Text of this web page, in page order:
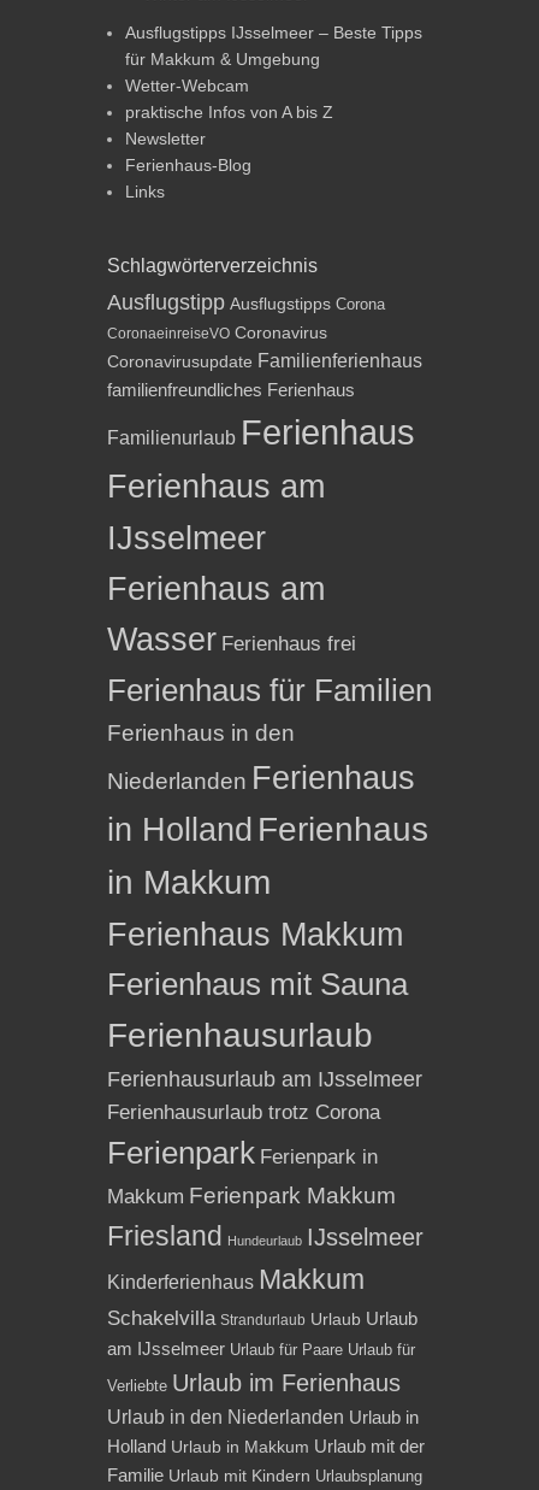
Ausflugstipps IJsselmeer – Beste Tipps
für Makkum & Umgebung
Wetter-Webcam
praktische Infos von A bis Z
Newsletter
Ferienhaus-Blog
Links
Schlagwörterverzeichnis
Ausflugstipp Ausflugstipps Corona
CoronaeinreiseVO Coronavirus
Coronavirusupdate Familienferienhaus
familienfreundliches Ferienhaus
Familienurlaub Ferienhaus
Ferienhaus am
IJsselmeer
Ferienhaus am
Wasser Ferienhaus frei
Ferienhaus für Familien
Ferienhaus in den
Niederlanden Ferienhaus
in Holland Ferienhaus
in Makkum
Ferienhaus Makkum
Ferienhaus mit Sauna
Ferienhausurlaub
Ferienhausurlaub am IJsselmeer
Ferienhausurlaub trotz Corona
Ferienpark Ferienpark in
Makkum Ferienpark Makkum
Friesland Hundeurlaub IJsselmeer
Kinderferienhaus Makkum
Schakelvilla Strandurlaub Urlaub Urlaub
am IJsselmeer Urlaub für Paare Urlaub für
Verliebte Urlaub im Ferienhaus
Urlaub in den Niederlanden Urlaub in
Holland Urlaub in Makkum Urlaub mit der
Familie Urlaub mit Kindern Urlaubsplanung